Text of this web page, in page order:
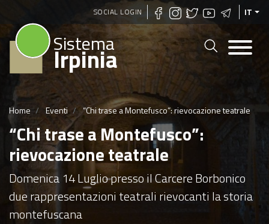
Salta
al
contenuto
principale
SOCIAL LOGIN IT
Sistema
Irpinia
Home Eventi “Chi trase a Montefusco”: rievocazione teatrale
“Chi trase a Montefusco”:
rievocazione teatrale
Domenica 14 Luglio presso il Carcere Borbonico
due rappresentazioni teatrali rievocanti la storia
montefuscana